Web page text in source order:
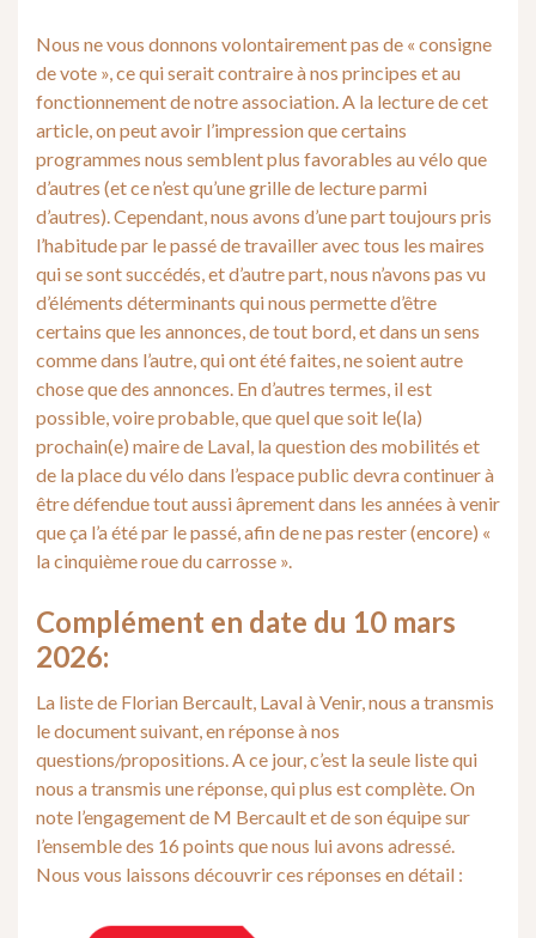
Nous ne vous donnons volontairement pas de « consigne
de vote », ce qui serait contraire à nos principes et au
fonctionnement de notre association. A la lecture de cet
article, on peut avoir l’impression que certains
programmes nous semblent plus favorables au vélo que
d’autres (et ce n’est qu’une grille de lecture parmi
d’autres). Cependant, nous avons d’une part toujours pris
l’habitude par le passé de travailler avec tous les maires
qui se sont succédés, et d’autre part, nous n’avons pas vu
d’éléments déterminants qui nous permette d’être
certains que les annonces, de tout bord, et dans un sens
comme dans l’autre, qui ont été faites, ne soient autre
chose que des annonces. En d’autres termes, il est
possible, voire probable, que quel que soit le(la)
prochain(e) maire de Laval, la question des mobilités et
de la place du vélo dans l’espace public devra continuer à
être défendue tout aussi âprement dans les années à venir
que ça l’a été par le passé, afin de ne pas rester (encore) «
la cinquième roue du carrosse ».
Complément en date du 10 mars
2026:
La liste de Florian Bercault, Laval à Venir, nous a transmis
le document suivant, en réponse à nos
questions/propositions. A ce jour, c’est la seule liste qui
nous a transmis une réponse, qui plus est complète. On
note l’engagement de M Bercault et de son équipe sur
l’ensemble des 16 points que nous lui avons adressé.
Nous vous laissons découvrir ces réponses en détail :